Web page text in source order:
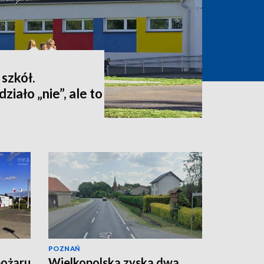
„nie”, ale to
POZNAŃ